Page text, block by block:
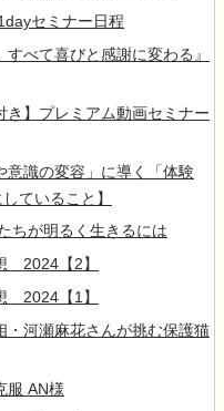
セミナー日程
すべて喜びと感謝に変わる』
き】プレミアム動画セミナー
意識の変容」に導く「体験
ていること】
ちが明るく生きるには
2024【2】
2024【1】
・河瀬麻花さんが挑む保護猫
服 AN様